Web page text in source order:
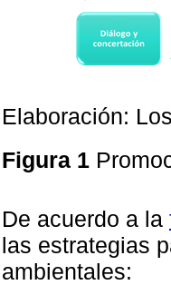
Elaboración:
Figura 1
De acuerdo a la
las estrategias
ambientales: